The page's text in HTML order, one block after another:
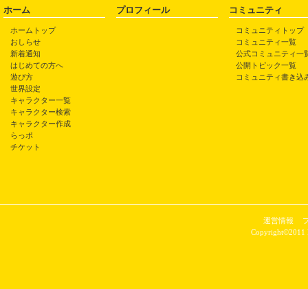
ホーム
ホームトップ
おしらせ
新着通知
はじめての方へ
遊び方
世界設定
キャラクター一覧
キャラクター検索
キャラクター作成
らっポ
チケット
プロフィール コミュニティ
コミュニティトップ
コミュニティ一覧
公式コミュニティ一
公開トピック一覧
コミュニティ書き込
運営情報
Copyright©2011